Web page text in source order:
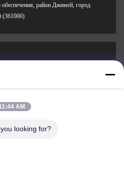
район Джимей, город
(361000)
AM
looking for?